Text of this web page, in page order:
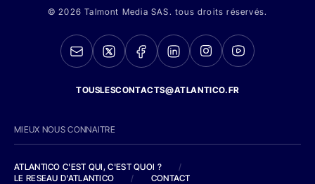
© 2026 Talmont Media SAS. tous droits réservés.
TOUSLESCONTACTS@ATLANTICO.FR
MIEUX NOUS CONNAITRE
ATLANTICO C'EST QUI, C'EST QUOI ?
/
LE RESEAU D'ATLANTICO
/ CONTACT